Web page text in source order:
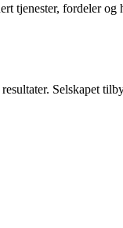
tjenester, fordeler og
Selskapet